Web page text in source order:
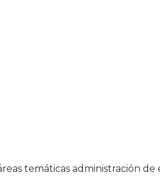
temáticas administración